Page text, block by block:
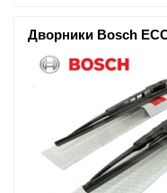
Дворники Bosch